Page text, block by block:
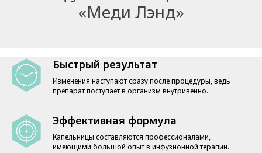
«Меди Лэнд»
Быстрый результат
Изменения наступают сразу после процедуры, ведь
препарат поступает в организм внутривенно.
Эффективная формула
Капельницы составляются профессионалами,
имеющими большой опыт в инфузионной терапии.